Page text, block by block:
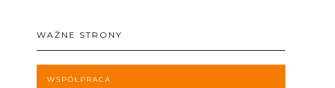
WAŻNE STRONY
WSPÓŁPRACA